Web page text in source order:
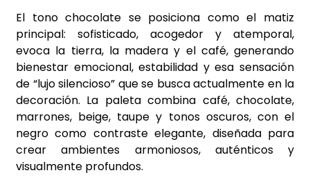
El tono chocolate se posiciona como el matiz
principal: sofisticado, acogedor y atemporal,
evoca la tierra, la madera y el café, generando
bienestar emocional, estabilidad y esa sensación
de “lujo silencioso” que se busca actualmente en la
decoración. La paleta combina café, chocolate,
marrones, beige, taupe y tonos oscuros, con el
negro como contraste elegante, diseñada para
crear ambientes armoniosos, auténticos y
visualmente profundos.